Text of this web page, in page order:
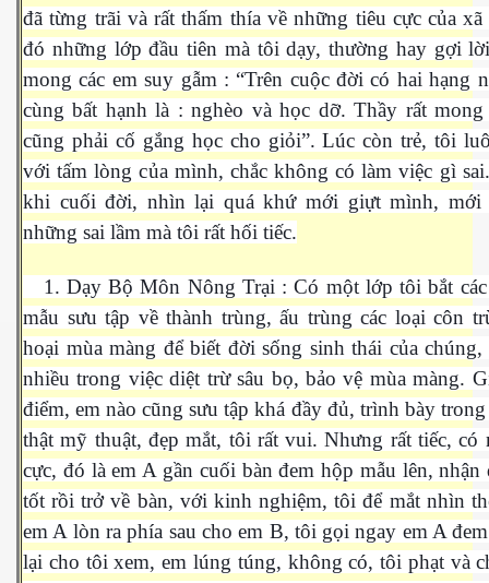
đã từng trãi và rất thấm thía về những tiêu cực của
đó những lớp đầu tiên mà tôi dạy, thường hay gợi
mong các em suy gẫm : “Trên cuộc đời có hai hạng
cùng bất hạnh là : nghèo và học dỡ. Thầy rất mong
cũng phải cố gắng học cho giỏi”. Lúc còn trẻ, tôi
với tấm lòng của mình, chắc không có làm việc gì
khi cuối đời, nhìn lại quá khứ mới giựt mình, mới
những sai lầm mà tôi rất hối tiếc.
1. Dạy Bộ Môn Nông Trại : Có một lớp tôi bắt các
mẫu sưu tập về thành trùng, ấu trùng các loại côn
hoại mùa màng để biết đời sống sinh thái của
nhiều trong việc diệt trừ sâu bọ, bảo vệ mùa màng.
điểm, em nào cũng sưu tập khá đầy đủ, trình bày trong
thật mỹ thuật, đẹp mắt, tôi rất vui. Nhưng rất tiếc, có
cực, đó là em A gần cuối bàn đem hộp mẫu lên, nhận
tốt rồi trở về bàn, với kinh nghiệm, tôi để mắt nhìn
em A lòn ra phía sau cho em B, tôi gọi ngay em A
lại cho tôi xem, em lúng túng, không có, tôi phạt và
2015